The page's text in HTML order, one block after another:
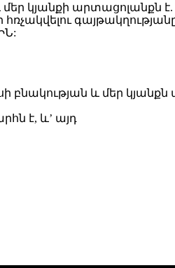
կյանքի արտացոլանքն է.
բնակության և մեր կյանքն
է, և’ այդ